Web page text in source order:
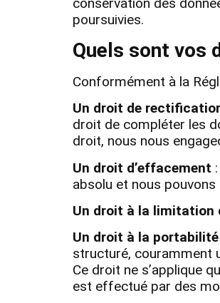
conservation des
poursuivies.
Quels sont vos
Conformément à la
Un droit de
droit de compléter les
droit, nous nous
Un droit d’effacement
absolu et nous
Un droit à la limitation
Un droit à la portabilité
structuré, couramment
Ce droit ne s’applique
est effectué par des